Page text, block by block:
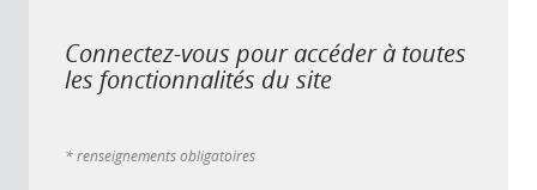
Connectez-vous pour accéder à toutes
les fonctionnalités du site
* renseignements obligatoires